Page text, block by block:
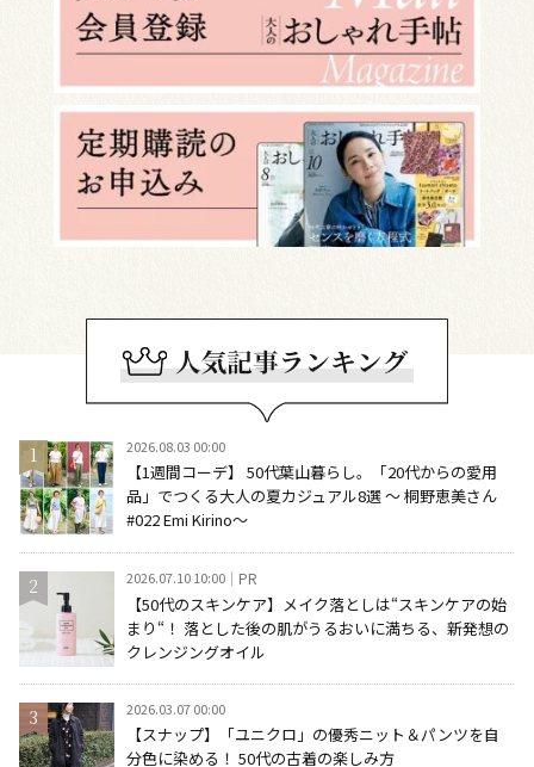
2026.08.03 00:00
【1週間コーデ】 50代葉山暮らし。「20代からの愛用
品」でつくる大人の夏カジュアル8選 ～ 桐野恵美さん
#022 Emi Kirino～
2026.07.10 10:00 PR
【50代のスキンケア】メイク落としは“スキンケアの始
まり“！ 落とした後の肌がうるおいに満ちる、新発想の
クレンジングオイル
2026.03.07 00:00
【スナップ】「ユニクロ」の優秀ニット＆パンツを自
分色に染める！ 50代の古着の楽しみ方